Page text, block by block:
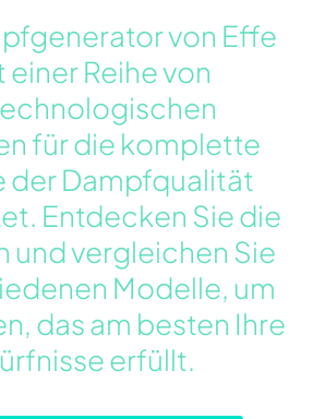
von Effe
einer Reihe von
für die komplette
der Dampfqualität
Entdecken Sie die
und vergleichen Sie
Modelle, um
das am besten Ihre
erfüllt.